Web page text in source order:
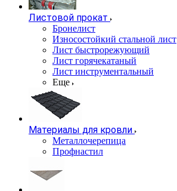
Листовой прокат
Бронелист
Износостойкий стальной лист
Лист быстрорежующий
Лист горячекатаный
Лист инструментальный
Еще
Материалы для кровли
Металлочерепица
Профнастил